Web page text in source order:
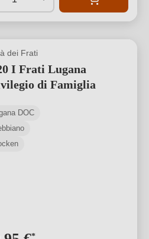
dei Frati
I Frati Lugana
di Famiglia
DOC
*